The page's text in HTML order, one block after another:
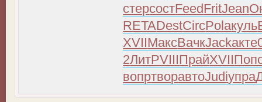
стерсостFeedFritJean
RETADestCircPolaкуль
XVIIМаксВачкJackакте
2ЛитРVIIIПрайXVII
вопртворавтоJudiупра